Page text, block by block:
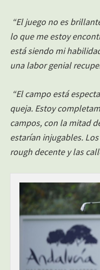
“El juego no es
lo que me estoy
está siendo mi
una labor genial
“El campo está
queja. Estoy
campos, con la mitad
estarían injugables.
rough decente y las